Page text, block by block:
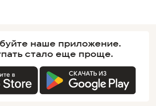
наше приложение.
стало еще проще.